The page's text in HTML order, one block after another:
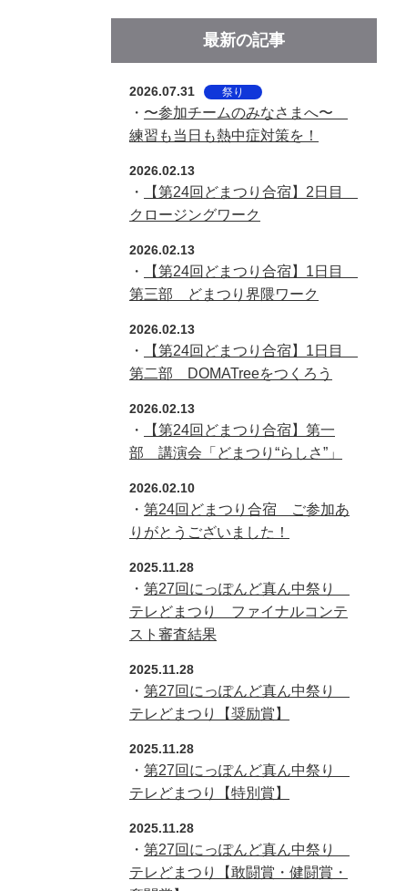
最新の記事
2026.07.31 祭り
・ 〜参加チームのみなさまへ〜
練習も当日も熱中症対策を！
2026.02.13
・
【第24回どまつり合宿】2日目
クロージングワーク
2026.02.13
・
【第24回どまつり合宿】1日目
第三部 どまつり界隈ワーク
2026.02.13
・
【第24回どまつり合宿】1日目
第二部 DOMATreeをつくろう
2026.02.13
・
【第24回どまつり合宿】第一
部 講演会「どまつり“らしさ”」
2026.02.10
・ 第24回どまつり合宿 ご参加あ
りがとうございました！
2025.11.28
・ 第27回にっぽんど真ん中祭り
テレどまつり ファイナルコンテ
スト審査結果
2025.11.28
・ 第27回にっぽんど真ん中祭り
テレどまつり【奨励賞】
2025.11.28
・ 第27回にっぽんど真ん中祭り
テレどまつり【特別賞】
2025.11.28
・ 第27回にっぽんど真ん中祭り
テレどまつり【敢闘賞・健闘賞・